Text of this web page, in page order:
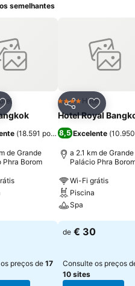
semelhantes
aos favoritos
(18.591 pontuações)
de Grande
Phra Borom
preços de17
Partilhar
4 EstrelasHotel
Hotel Royal
8,5 Excelente (
a 2.1 km de Grande
Palácio Phra
Wi-Fi grátis
Piscina
Spa
Ver preços
de € 30
Consulte os preços
10 sites